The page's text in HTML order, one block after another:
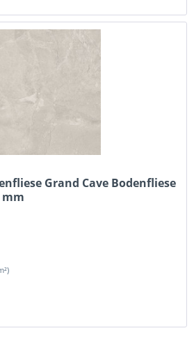
Grand Cave Bodenfliese
mm